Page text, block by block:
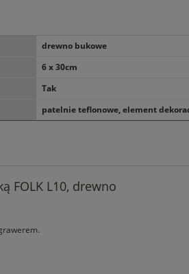
drewno bukowe
6 x 30cm
Tak
patelnie teflonowe, element
FOLK L10, drewno